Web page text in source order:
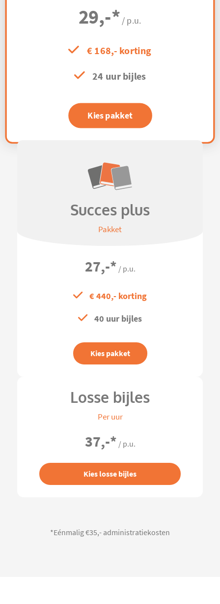
29,-* / p.u.
€ 168,- korting
24 uur bijles
Kies pakket
Succes plus
Pakket
27,-* / p.u.
€ 440,- korting
40 uur bijles
Kies pakket
Losse bijles
Per uur
37,-* / p.u.
Kies losse bijles
*Eénmalig €35,- administratiekosten